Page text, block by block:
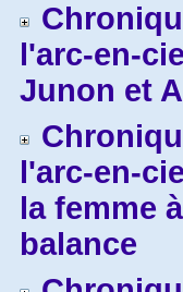
l'arc-en-
Junon et
l'arc-en-
la femme
balance